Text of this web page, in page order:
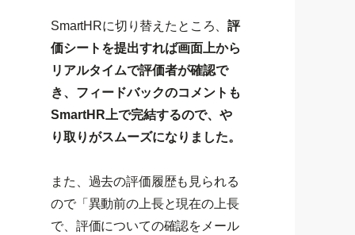
SmartHRに切り替えたところ、評
価シートを提出すれば画面上から
リアルタイムで評価者が確認で
き、フィードバックのコメントも
SmartHR上で完結するので、や
り取りがスムーズになりました。
また、過去の評価履歴も見られる
ので「異動前の上長と現在の上長
で、評価についての確認をメール